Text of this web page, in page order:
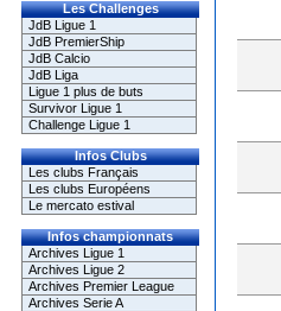
Les Challenges
JdB Ligue 1
JdB PremierShip
JdB Calcio
JdB Liga
Ligue 1 plus de buts
Survivor Ligue 1
Challenge Ligue 1
Infos Clubs
Les clubs Français
Les clubs Européens
Le mercato estival
Infos championnats
Archives Ligue 1
Archives Ligue 2
Archives Premier League
Archives Serie A